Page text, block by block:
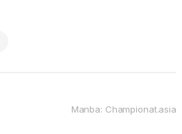
Manba: Championat.asia